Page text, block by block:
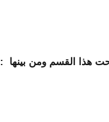
تحت هذا القسم ومن بينها :